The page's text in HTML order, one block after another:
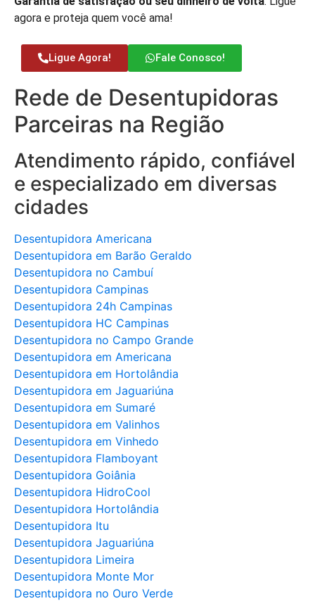
agora e proteja quem você ama!
Ligue Agora! Fale Conosco!
Rede de Desentupidoras
Parceiras na Região
Atendimento rápido, confiável
e especializado em diversas
cidades
Desentupidora Americana
Desentupidora em Barão Geraldo
Desentupidora no Cambuí
Desentupidora Campinas
Desentupidora 24h Campinas
Desentupidora HC Campinas
Desentupidora no Campo Grande
Desentupidora em Americana
Desentupidora em Hortolândia
Desentupidora em Jaguariúna
Desentupidora em Sumaré
Desentupidora em Valinhos
Desentupidora em Vinhedo
Desentupidora Flamboyant
Desentupidora Goiânia
Desentupidora HidroCool
Desentupidora Hortolândia
Desentupidora Itu
Desentupidora Jaguariúna
Desentupidora Limeira
Desentupidora Monte Mor
Desentupidora no Ouro Verde